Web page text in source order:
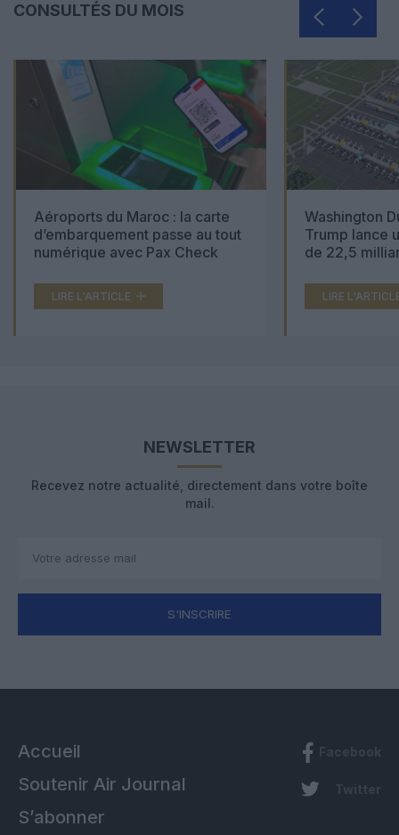
CONSULTÉS DU MOIS
Aéroports du Maroc : la carte
d’embarquement passe au tout
numérique avec Pax Check
LIRE L'ARTICLE
Washington
Trump lance
de 22,5
LIRE
NEWSLETTER
Recevez notre actualité, directement dans votre boîte
mail.
S'INSCRIRE
Accueil
Soutenir Air Journal
S’abonner